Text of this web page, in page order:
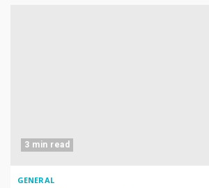
3 min read
GENERAL